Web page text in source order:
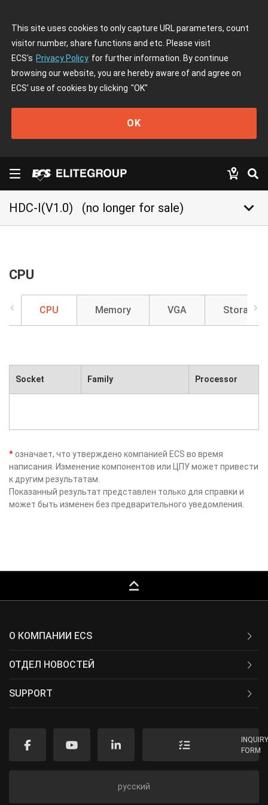
This site uses cookies to only capture URL parameters, count
visitor number, share functions and etc. Please visit
ECS's Privacy Policy for further information. By continue
browsing our website, you are hereby aware of and agree on
ECS' use of cookies by clicking "OK"
OK
HDC-I(V1.0) (no longer for sale) keyboard_arrow_down
CPU
CPU Memory VGA Storage
Socket Family Processor
* означает, что утверждено компанией ECS во время
написания. Изменение компонентов или ЦПУ может привести
к другим результатам.
Показанный результат представлен только для справки и
может быть изменен без предварительного уведомления.
keyboard_capslock
О КОМПАНИИ ECS
ОТДЕЛ НОВОСТЕЙ
SUPPORT
FORM
русский